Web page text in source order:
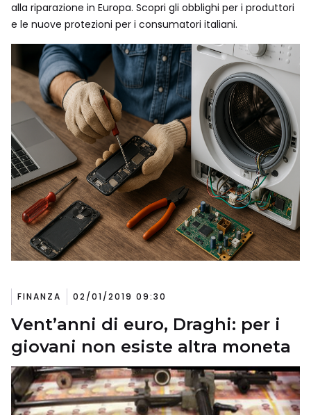
alla riparazione in Europa. Scopri gli obblighi per i produttori
e le nuove protezioni per i consumatori italiani.
FINANZA 02/01/2019 09:30
Vent’anni di euro, Draghi: per i
giovani non esiste altra moneta